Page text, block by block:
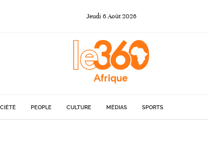
Jeudi 6Août 2026
PEOPLE CULTURE MÉDIAS SPORTS